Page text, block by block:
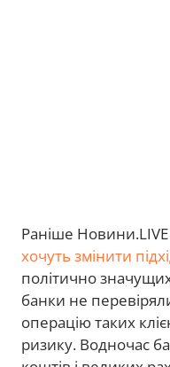
Раніше
хочуть змінити
політично
банки не
операцію таких
ризику. Водночас